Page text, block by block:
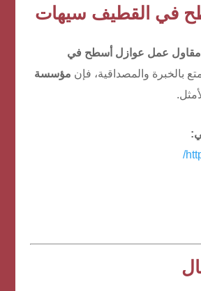
في القطيف سيهات
مقاول عمل عوازل أسطح في
بالخبرة والمصداقية، فإن مؤسسة